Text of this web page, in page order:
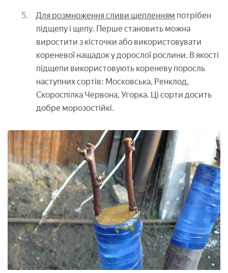
Для розмноження сливи щепленням потрібен
підщепу і щепу. Перше становить можна
виростити з кісточки або використовувати
кореневої нащадок у дорослої рослини. В якості
підщепи використовують кореневу поросль
наступних сортів: Московська, Ренклод,
Скороспілка Червона, Угорка. Ці сорти досить
добре морозостійкі.